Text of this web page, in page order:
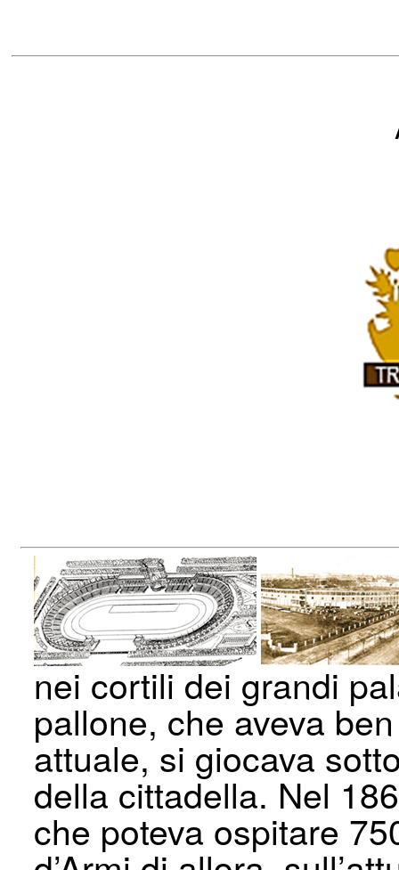
nei cortili dei grandi
pallone, che aveva
attuale, si giocava
della cittadella. Nel
che poteva ospitare